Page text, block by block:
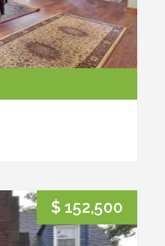
$ 152,500